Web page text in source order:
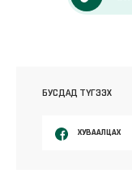
БУСДАД ТҮГЭЭХ
ХУВААЛЦАХ